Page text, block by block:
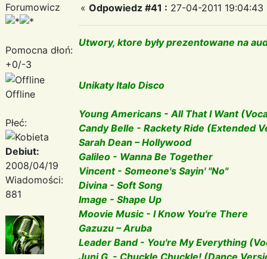
Forumowicz
Pomocna dłoń:
+0/-3
Offline
Płeć:
Debiut:
2008/04/19
Wiadomości:
881
« Odpowiedz #41 : 27-04-2011 19:04:43
Utwory, ktore były prezentowane na
Unikaty Italo Disco
Young Americans - All That I Want
Candy Belle - Rackety Ride (Extended
Sarah Dean – Hollywood
Galileo - Wanna Be Together
Vincent - Someone's Sayin' "No"
Divina - Soft Song
Image - Shape Up
Moovie Music - I Know You're There
Gazuzu – Aruba
Leader Band - You're My Everything
Juni G. - Chuckle Chuckle! (Dance